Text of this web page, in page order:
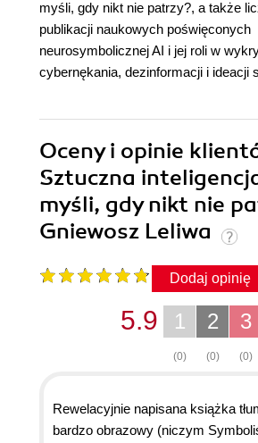
myśli, gdy nikt nie patrzy?, a także
publikacji naukowych poświęconych
neurosymbolicznej AI i jej roli w
cybernękania, dezinformacji i ideacji
Oceny i opinie
Sztuczna
myśli, gdy nikt nie
Gniewosz Leliwa
Dodaj opinię
3
(0)
2
(0)
1
(0)
5.9
Rewelacyjnie napisana książka
bardzo obrazowy (niczym